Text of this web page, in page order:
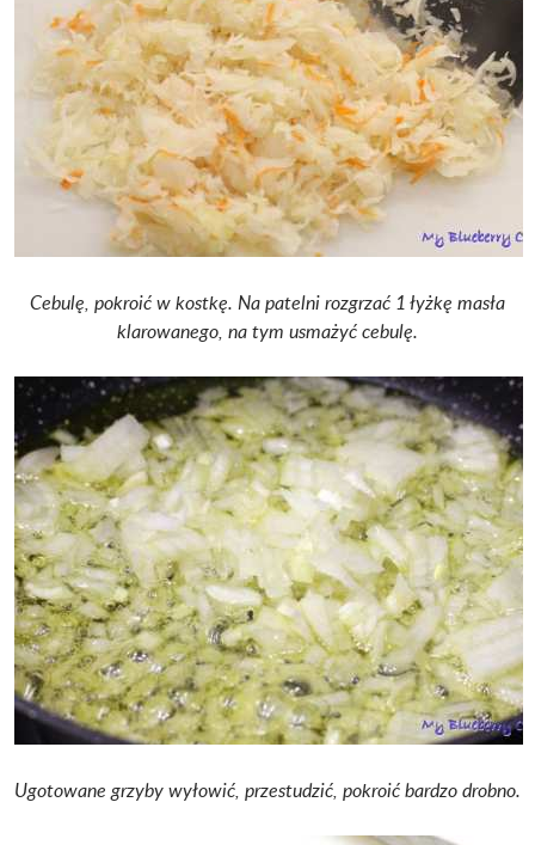
Cebulę, pokroić w kostkę. Na patelni rozgrzać 1 łyżkę masła
klarowanego, na tym usmażyć cebulę.
Ugotowane grzyby wyłowić, przestudzić, pokroić bardzo drobno.